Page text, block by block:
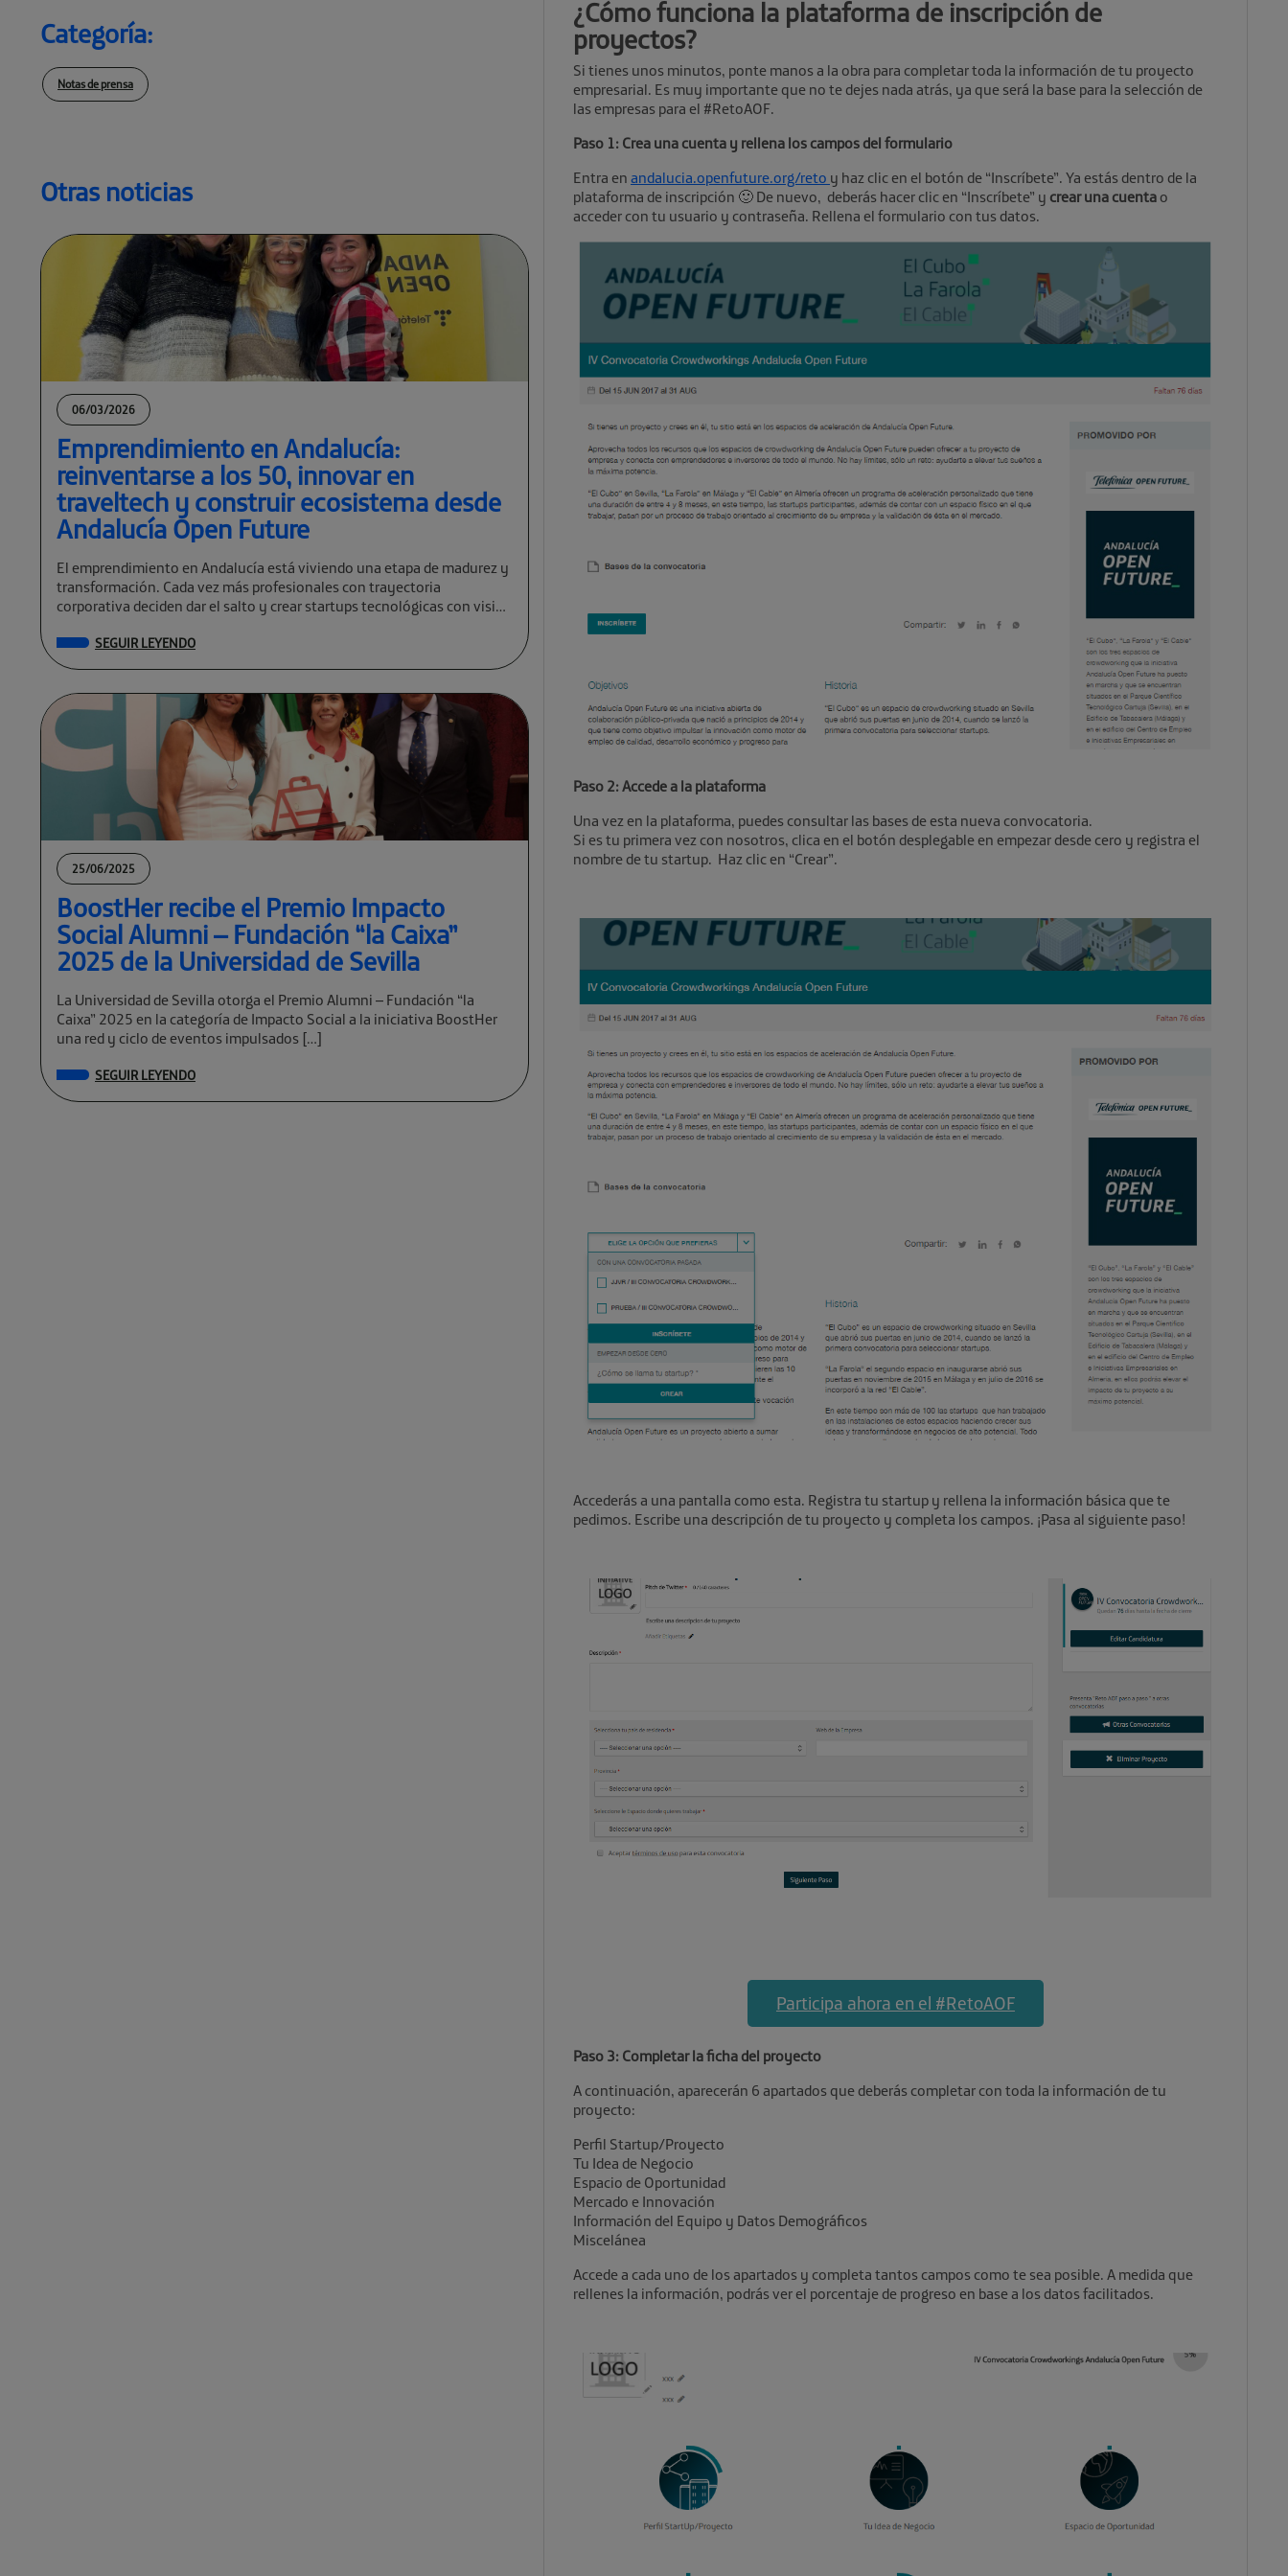
Categoría:
Notas de prensa
Otras noticias
06/03/2026
Emprendimiento en Andalucía:
reinventarse a los 50, innovar en
traveltech y construir ecosistema desde
Andalucía Open Future
El emprendimiento en Andalucía está viviendo una etapa de madurez y
transformación. Cada vez más profesionales con trayectoria
corporativa deciden dar el salto y crear startups tecnológicas con visión
SEGUIR LEYENDO
25/06/2025
BoostHer recibe el Premio Impacto
Social Alumni – Fundación “la Caixa”
2025 de la Universidad de Sevilla
La Universidad de Sevilla otorga el Premio Alumni – Fundación “la
Caixa” 2025 en la categoría de Impacto Social a la iniciativa BoostHer
una red y ciclo de eventos impulsados […]
SEGUIR LEYENDO
¿Cómo funciona la plataforma de inscripción de
proyectos?
Si tienes unos minutos, ponte manos a la obra para completar toda la información de tu proyecto
empresarial. Es muy importante que no te dejes nada atrás, ya que será la base para la selección de
las empresas para el #RetoAOF.
Paso 1: Crea una cuenta y rellena los campos del formulario
Entra en andalucia.openfuture.org/reto y haz clic en el botón de “Inscríbete”. Ya estás dentro de la
plataforma de inscripción 🙂 De nuevo, deberás hacer clic en “Inscríbete” y crear una cuenta o
acceder con tu usuario y contraseña. Rellena el formulario con tus datos.
Paso 2: Accede a la plataforma
Una vez en la plataforma, puedes consultar las bases de esta nueva convocatoria.
Si es tu primera vez con nosotros, clica en el botón desplegable en empezar desde cero y registra el
nombre de tu startup. Haz clic en “Crear”.
Accederás a una pantalla como esta. Registra tu startup y rellena la información básica que te
pedimos. Escribe una descripción de tu proyecto y completa los campos. ¡Pasa al siguiente paso!
Participa ahora en el #RetoAOF
Paso 3: Completar la ficha del proyecto
A continuación, aparecerán 6 apartados que deberás completar con toda la información de tu
proyecto:
Perfil Startup/Proyecto
Tu Idea de Negocio
Espacio de Oportunidad
Mercado e Innovación
Información del Equipo y Datos Demográficos
Miscelánea
Accede a cada uno de los apartados y completa tantos campos como te sea posible. A medida que
rellenes la información, podrás ver el porcentaje de progreso en base a los datos facilitados.